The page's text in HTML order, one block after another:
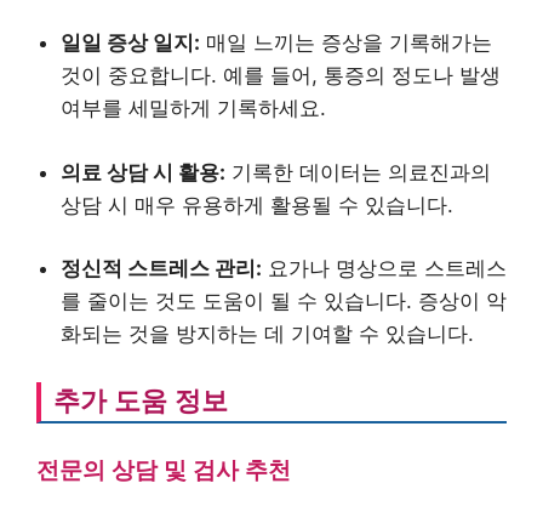
일일 증상 일지: 매일 느끼는 증상을 기록해가는
것이 중요합니다. 예를 들어, 통증의 정도나 발생
여부를 세밀하게 기록하세요.
의료 상담 시 활용: 기록한 데이터는 의료진과의
상담 시 매우 유용하게 활용될 수 있습니다.
정신적 스트레스 관리: 요가나 명상으로 스트레스
를 줄이는 것도 도움이 될 수 있습니다. 증상이 악
화되는 것을 방지하는 데 기여할 수 있습니다.
추가 도움 정보
전문의 상담 및 검사 추천